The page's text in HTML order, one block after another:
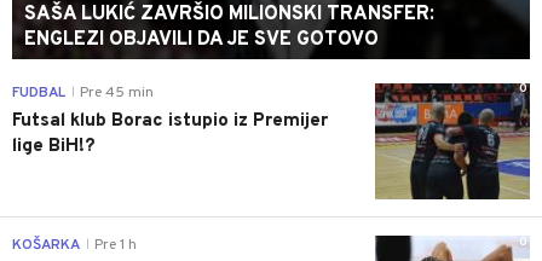
SAŠA LUKIĆ ZAVRŠIO MILIONSKI TRANSFER:
ENGLEZI OBJAVILI DA JE SVE GOTOVO
0
FUDBAL Pre 45 min
Futsal klub Borac istupio iz Premijer
lige BiH!?
0
KOŠARKA Pre 1 h